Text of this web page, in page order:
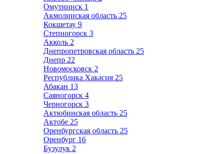
Омутнинск 1
Акмолинская область 25
Кокшетау 9
Степногорск 3
Акколь 2
Днепропетровская область 25
Днепр 22
Новомосковск 2
Республика Хакасия 25
Абакан 13
Саяногорск 4
Черногорск 3
Актюбинская область 25
Актобе 25
Оренбургская область 25
Оренбург 16
Бузулук 2